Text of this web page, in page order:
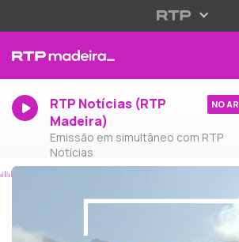
RTP Notícias (RTP
Madeira)
Emissão em simultâneo com RTP
Notícias
NO AR